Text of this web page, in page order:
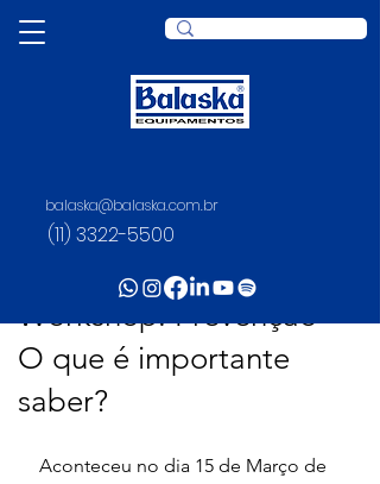
balaska@balaska.com.br
(11) 3322-5500
Workshop: Prevenção -
O que é importante
saber?
22 de mar. de 2023 1 min de leitura
Aconteceu no dia 15 de Março de